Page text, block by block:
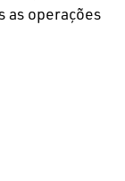
as operações